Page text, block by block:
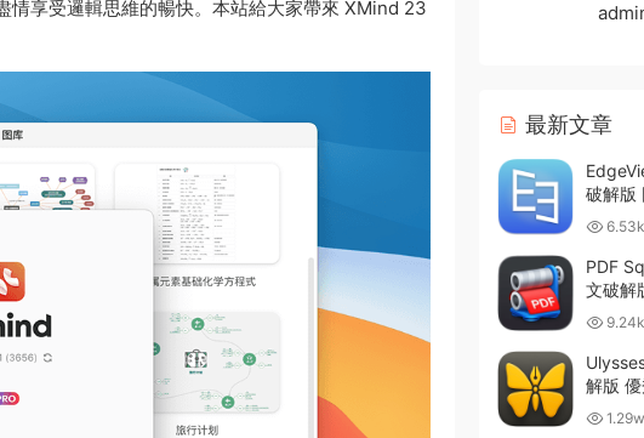
情享受邏輯思維的暢快。本站給大家帶來 XMind 23
最新文章
破解版
6.53k
PDF
文破解
9.24k
解版
件 1.29w